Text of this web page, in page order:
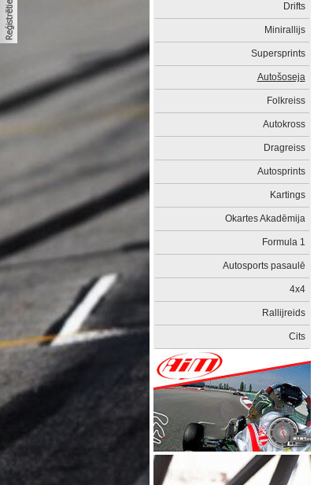
Drifts
Minirallijs
Supersprints
Autošoseja
Folkreiss
Autokross
Dragreiss
Autosprints
Kartings
Okartes Akadēmija
Formula 1
Autosports pasaulē
4x4
Rallijreids
Cits